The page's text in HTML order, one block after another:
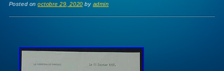
Posted onoctobre 29, 2020 by admin